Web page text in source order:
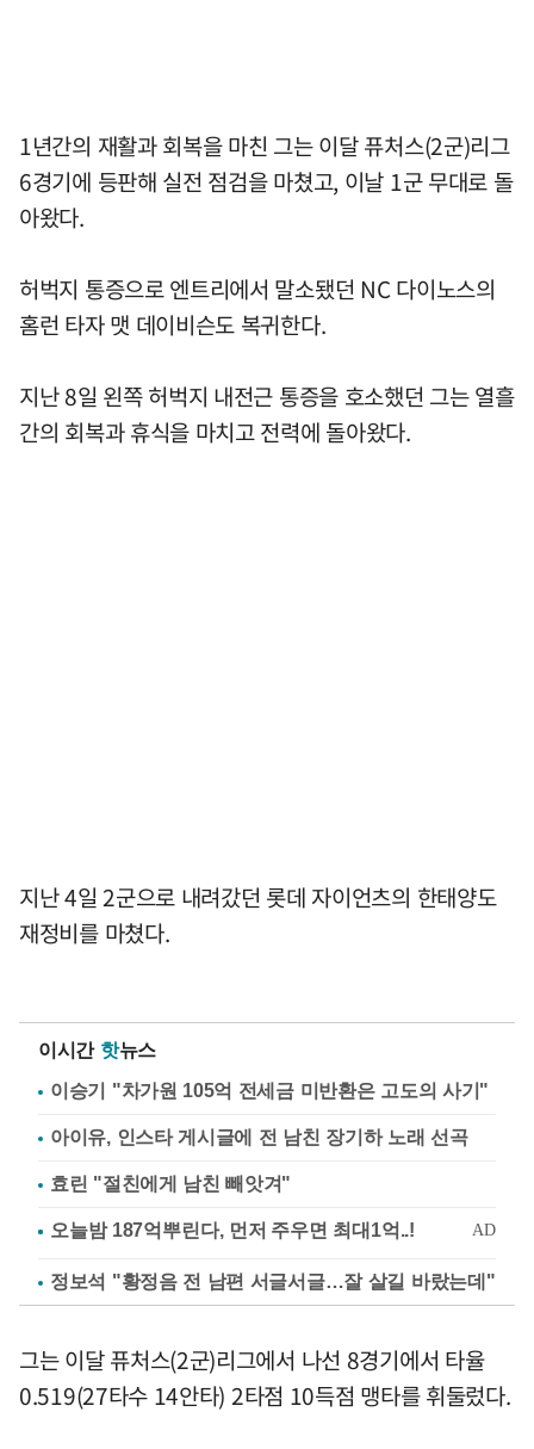
1년간의 재활과 회복을 마친 그는 이달 퓨처스(2군)리그
6경기에 등판해 실전 점검을 마쳤고, 이날 1군 무대로 돌
아왔다.
허벅지 통증으로 엔트리에서 말소됐던 NC 다이노스의
홈런 타자 맷 데이비슨도 복귀한다.
지난 8일 왼쪽 허벅지 내전근 통증을 호소했던 그는 열흘
간의 회복과 휴식을 마치고 전력에 돌아왔다.
지난 4일 2군으로 내려갔던 롯데 자이언츠의 한태양도
재정비를 마쳤다.
이시간 핫뉴스
이승기 "차가원 105억 전세금 미반환은 고도의 사기"
아이유, 인스타 게시글에 전 남친 장기하 노래 선곡
효린 "절친에게 남친 빼앗겨"
정보석 "황정음 전 남편 서글서글…잘 살길 바랐는데"
그는 이달 퓨처스(2군)리그에서 나선 8경기에서 타율
0.519(27타수 14안타) 2타점 10득점 맹타를 휘둘렀다.